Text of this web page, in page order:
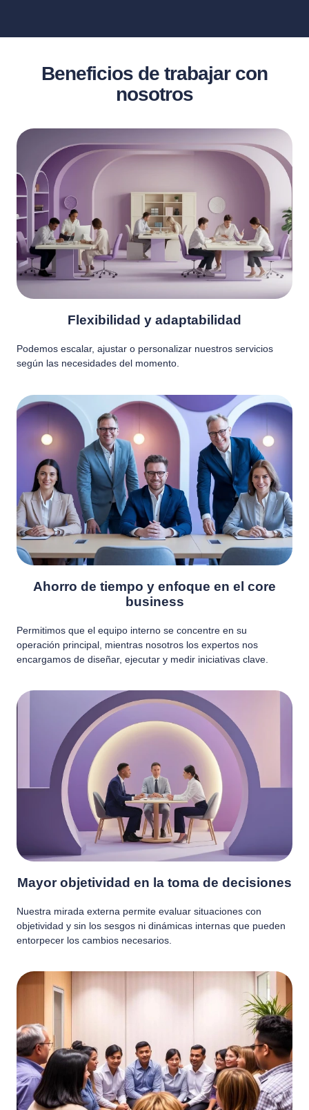
Beneficios de trabajar con
nosotros
Flexibilidad y adaptabilidad
Podemos escalar, ajustar o personalizar nuestros servicios
según las necesidades del momento.
Ahorro de tiempo y enfoque en el core
business
Permitimos que el equipo interno se concentre en su
operación principal, mientras nosotros los expertos nos
encargamos de diseñar, ejecutar y medir iniciativas clave.
Mayor objetividad en la toma de decisiones
Nuestra mirada externa permite evaluar situaciones con
objetividad y sin los sesgos ni dinámicas internas que pueden
entorpecer los cambios necesarios.